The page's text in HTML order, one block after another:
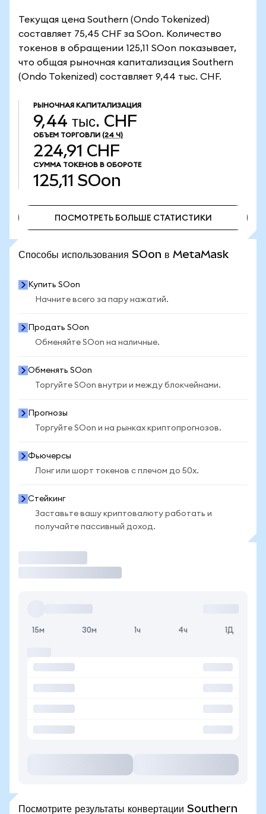
Текущая цена Southern (Ondo Tokenized)
составляет 75,45 CHF за SOon. Количество
токенов в обращении 125,11 SOon показывает,
что общая рыночная капитализация Southern
(Ondo Tokenized) составляет 9,44 тыс. CHF.
РЫНОЧНАЯ КАПИТАЛИЗАЦИЯ
9,44 тыс. CHF
ОБЪЕМ ТОРГОВЛИ (24 Ч)
224,91 CHF
СУММА ТОКЕНОВ В ОБОРОТЕ
125,11 SOon
ПОСМОТРЕТЬ БОЛЬШЕ СТАТИСТИКИ
Способы использования SOon в MetaMask
Купить SOon
Начните всего за пару нажатий.
Продать SOon
Обменяйте SOon на наличные.
Обменять SOon
Торгуйте SOon внутри и между блокчейнами.
Прогнозы
Торгуйте SOon и на рынках криптопрогнозов.
Фьючерсы
Лонг или шорт токенов с плечом до 50x.
Стейкинг
Заставьте вашу криптовалюту работать и
получайте пассивный доход.
15м 30м 1ч 4ч 1Д
Посмотрите результаты конвертации Southern